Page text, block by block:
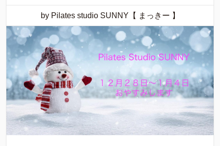
by Pilates studio SUNNY【 まっきー 】